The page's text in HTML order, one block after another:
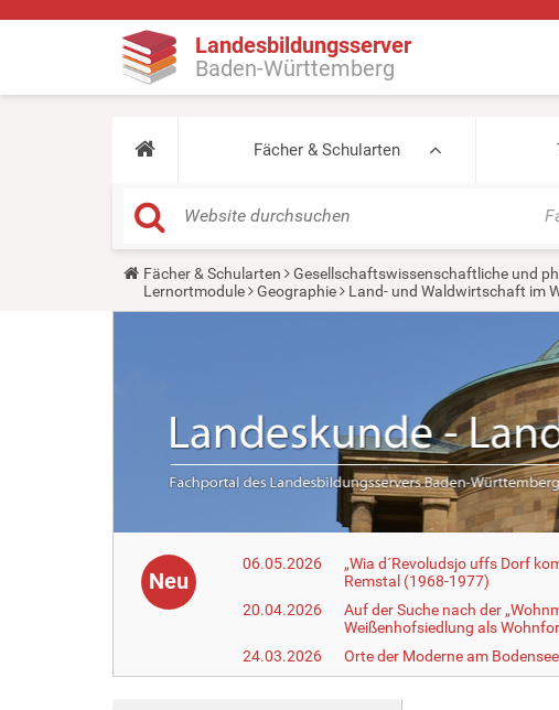
Landesbildungsserver
Baden-Württemberg
Fächer & Schularten
Y
u
Fächer & Schularten Gesellschaftswissenschaftliche und
Lernortmodule
Geographie Land- und Waldwirtschaft im
Neu
06.05.2026
„Wia d´Revoludsjo uffs Dorf
Remstal (1968-1977)
20.04.2026
Auf der Suche nach der
Weißenhofsiedlung als
24.03.2026
Orte der Moderne am Bodensee